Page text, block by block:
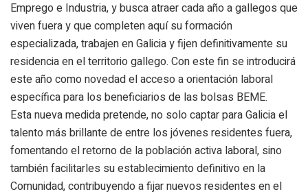
Emprego e Industria, y busca atraer cada año a gallegos que
viven fuera y que completen aquí su formación
especializada, trabajen en Galicia y fijen definitivamente su
residencia en el territorio gallego. Con este fin se introducirá
este año como novedad el acceso a orientación laboral
específica para los beneficiarios de las bolsas BEME.
Esta nueva medida pretende, no solo captar para Galicia el
talento más brillante de entre los jóvenes residentes fuera,
fomentando el retorno de la población activa laboral, sino
también facilitarles su establecimiento definitivo en la
Comunidad, contribuyendo a fijar nuevos residentes en el